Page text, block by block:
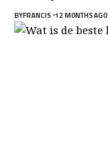
BYFRANCIS 12 MONTHS AGO